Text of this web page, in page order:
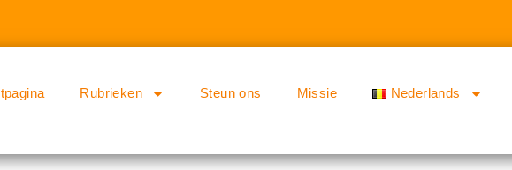
Rubrieken Steun ons Missie Nederlands